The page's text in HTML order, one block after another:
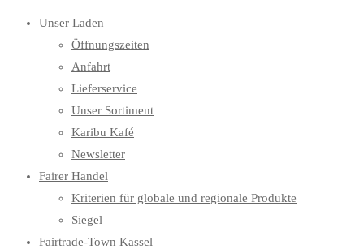
Unser Laden
Öffnungszeiten
Anfahrt
Lieferservice
Unser Sortiment
Karibu Kafé
Newsletter
Fairer Handel
Kriterien für globale und regionale Produkte
Siegel
Fairtrade-Town Kassel